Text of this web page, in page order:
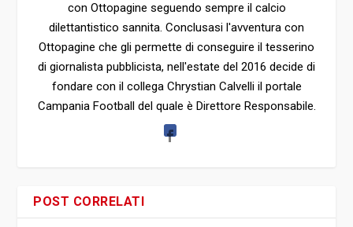
con Ottopagine seguendo sempre il calcio
dilettantistico sannita. Conclusasi l'avventura con
Ottopagine che gli permette di conseguire il tesserino
di giornalista pubblicista, nell'estate del 2016 decide di
fondare con il collega Chrystian Calvelli il portale
Campania Football del quale è Direttore Responsabile.
POST CORRELATI